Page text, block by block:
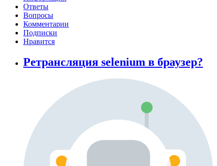
Ответы
Вопросы
Комментарии
Подписки
Нравится
Ретрансляция selenium в браузер?